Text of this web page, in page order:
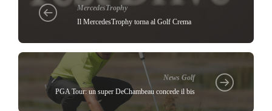
MercedesTrophy
Il MercedesTrophy torna al Golf Crema
News Golf
PGA Tour: un super DeChambeau concede il bis